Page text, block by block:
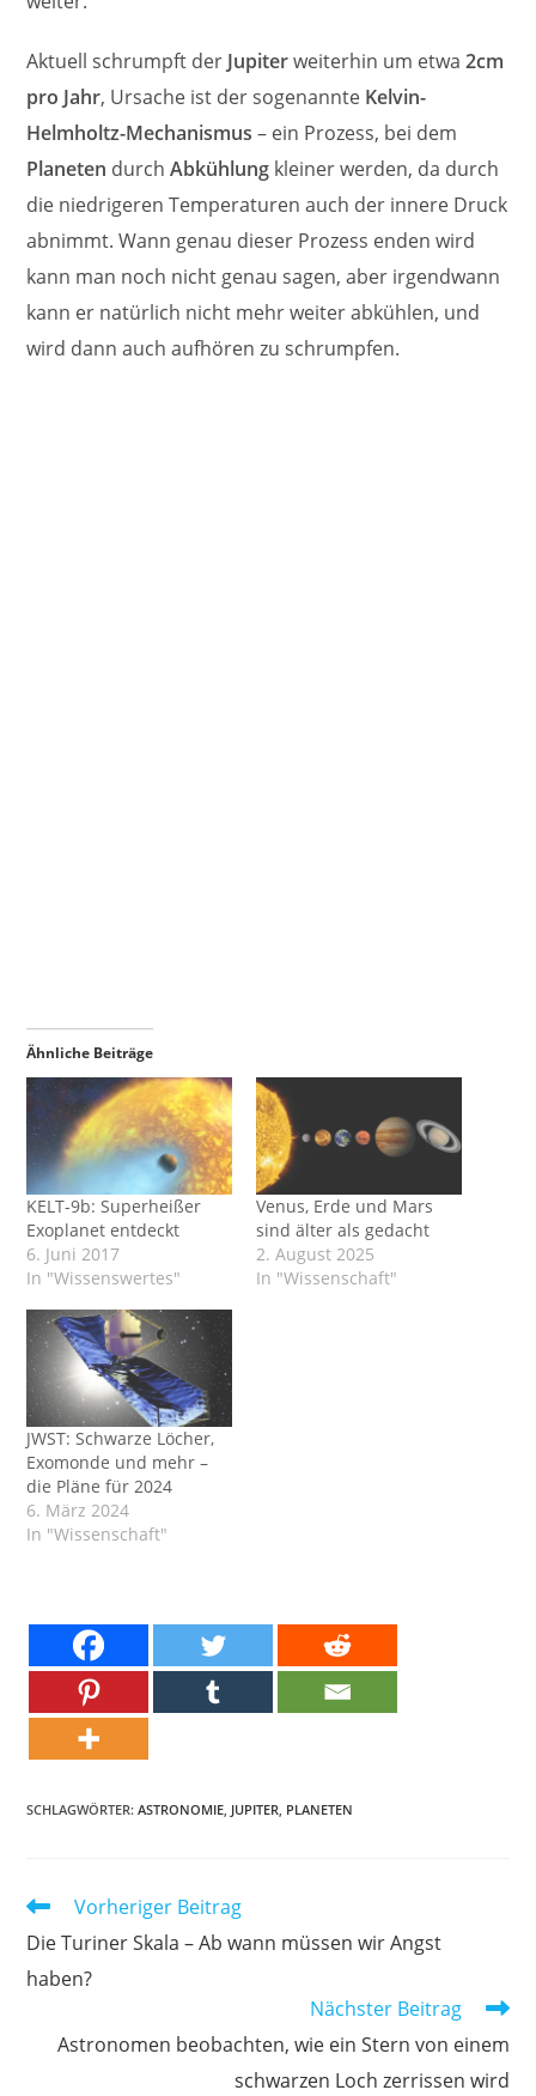
Aktuell schrumpft der Jupiterweiterhin um etwa2cm
pro Jahr, Ursache ist der sogenannte Kelvin-
Helmholtz-Mechanismus – ein Prozess, bei dem
Planeten durchAbkühlung kleiner werden, da durch
die niedrigeren Temperaturen auch der innere Druck
abnimmt. Wann genau dieser Prozess enden wird
kann man noch nicht genau sagen, aber irgendwann
kann er natürlich nicht mehr weiter abkühlen, und
wird dann auch aufhören zu schrumpfen.
Ähnliche Beiträge
KELT-9b: Superheißer
Exoplanet entdeckt
6. Juni 2017
In "Wissenswertes"
Venus, Erde und Mars
sind älter als gedacht
2. August 2025
In "Wissenschaft"
JWST: Schwarze Löcher,
Exomonde und mehr –
die Pläne für 2024
6. März 2024
In "Wissenschaft"
SCHLAGWÖRTER:ASTRONOMIE JUPITER PLANETEN
Weitere
ansehen
Vorheriger Beitrag
Die Turiner Skala – Ab wann müssen wir Angst
haben?
Nächster Beitrag
Astronomen beobachten, wie ein Stern von einem
schwarzen Loch zerrissen wird